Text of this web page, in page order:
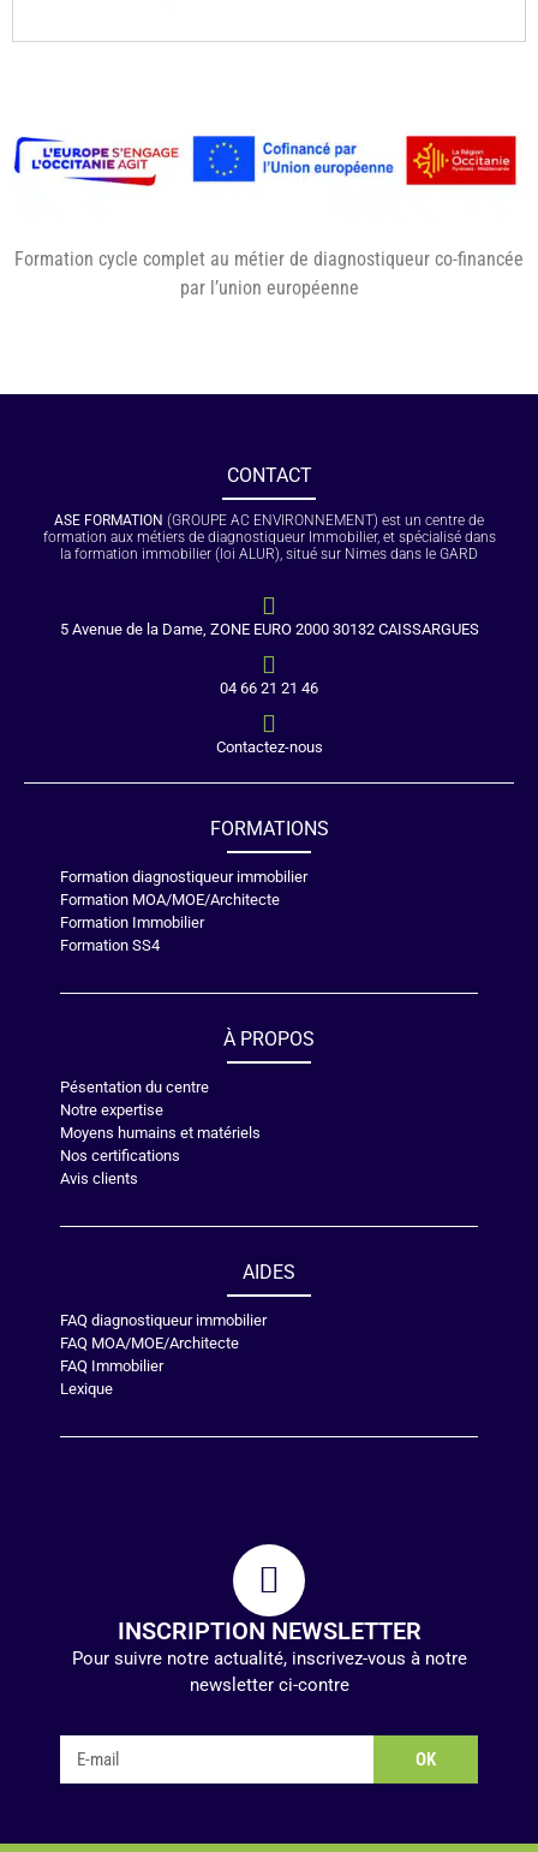
Formation cycle complet au métier de diagnostiqueur co-financée
par l’union européenne
CONTACT
ASE FORMATION (GROUPE AC ENVIRONNEMENT) est un centre de
formation aux métiers de diagnostiqueur Immobilier, et spécialisé dans
la formation immobilier (loi ALUR), situé sur Nimes dans le GARD
5 Avenue de la Dame, ZONE EURO 2000 30132 CAISSARGUES
04 66 21 21 46
Contactez-nous
FORMATIONS
Formation diagnostiqueur immobilier
Formation MOA/MOE/Architecte
Formation Immobilier
Formation SS4
À PROPOS
Pésentation du centre
Notre expertise
Moyens humains et matériels
Nos certifications
Avis clients
AIDES
FAQ diagnostiqueur immobilier
FAQ MOA/MOE/Architecte
FAQ Immobilier
Lexique
INSCRIPTION NEWSLETTER
Pour suivre notre actualité, inscrivez-vous à notre
newsletter ci-contre
OK